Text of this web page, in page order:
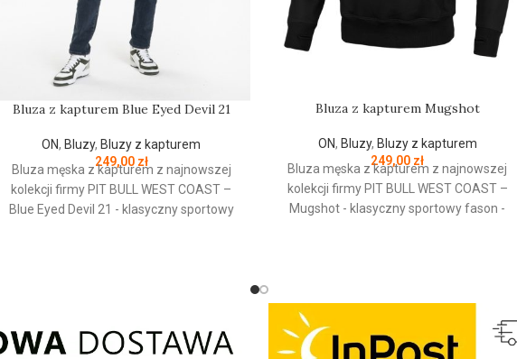
Bluza z kapturem Blue Eyed Devil 21
ON, Bluzy, Bluzy z kapturem
249,00 zł
Bluza męska z kapturem z najnowszej
kolekcji firmy PIT BULL WEST COAST –
Blue Eyed Devil 21 - klasyczny sportowy
- regulacja kaptura za pomocą szerokiego
sznurka z metalowym wykończeniem -
Bluza z kapturem Mugshot
ON, Bluzy, Bluzy z kapturem
249,00 zł
Bluza męska z kapturem z najnowszej
kolekcji firmy PIT BULL WEST COAST–
Mugshot - klasyczny sportowy fason -
ściągacze na rękawach oraz u dołu bluzy
- regulacja kaptura za pomocą szerokiego
sznurka z metalowym wykończeniem -